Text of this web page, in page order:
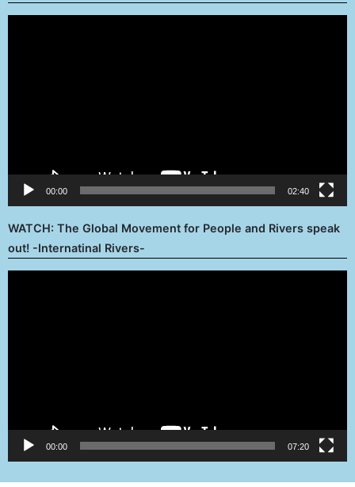
00:00 02:40
WATCH: The Global Movement for People and Rivers speak
out! -Internatinal Rivers-
00:00 07:20